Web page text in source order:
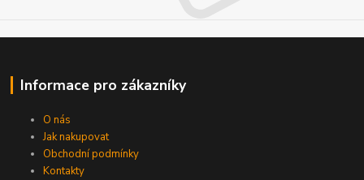
Informace pro zákazníky
O nás
Jak nakupovat
Obchodní podmínky
Kontakty